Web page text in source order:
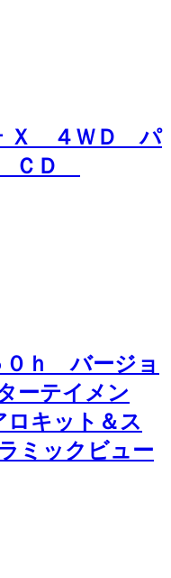
Ｘ ４ＷＤ パ
ＣＤ
０ｈ バージョ
ーテイメン
キット＆ス
ミックビュー